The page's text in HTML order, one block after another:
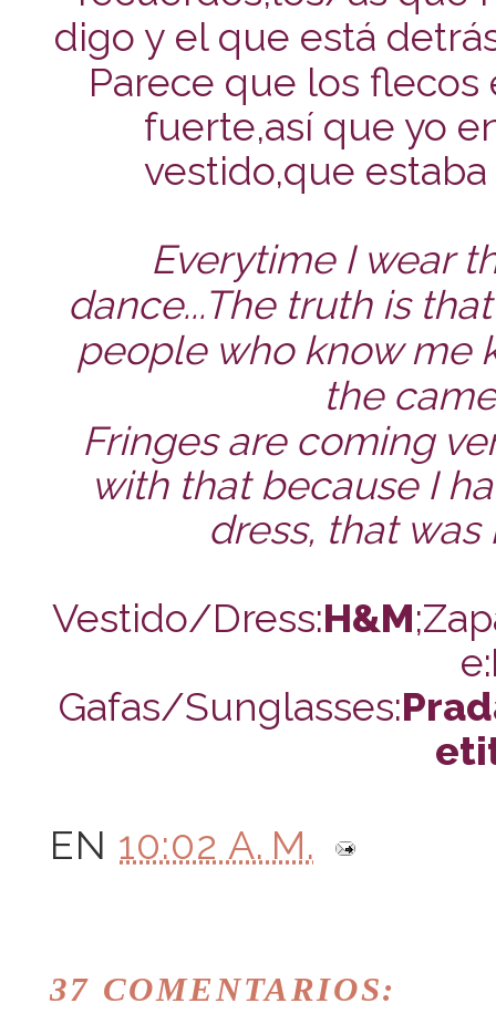
digo y el que está
Parece que los
fuerte,así que yo
vestido,que
Everytime I wear
dance...The truth is
people who know me
the
Fringes are coming
with that because I
dress, that
Vestido/Dress:H&M
e:
Gafas/Sunglasses:
EN 10:02 A. M.
37 COMENTARIOS: